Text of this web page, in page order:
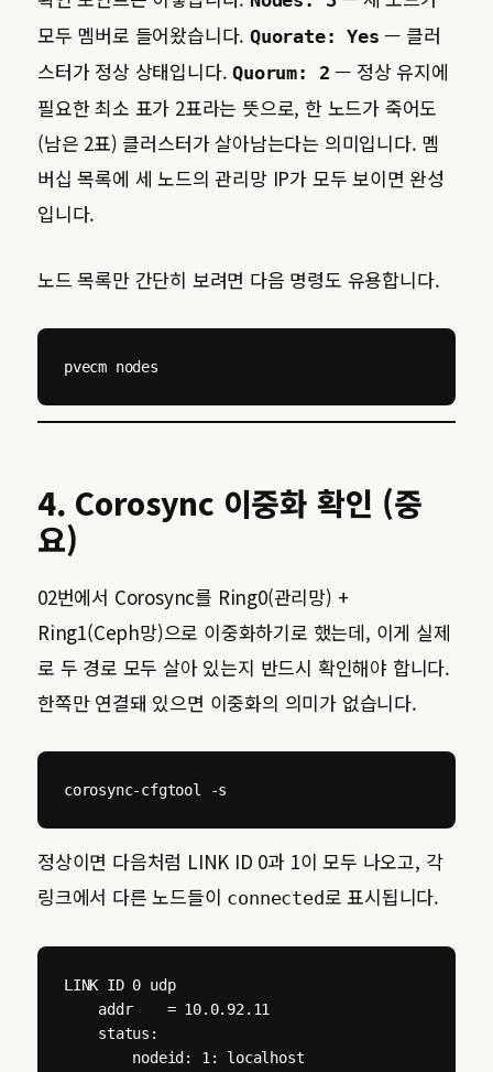
모두 멤버로 들어왔습니다.Quorate: Yes — 클러
스터가 정상 상태입니다.Quorum: 2 — 정상 유지에
필요한 최소 표가 2표라는 뜻으로, 한 노드가 죽어도
(남은 2표) 클러스터가 살아남는다는 의미입니다. 멤
버십 목록에 세 노드의 관리망 IP가 모두 보이면 완성
입니다.
노드 목록만 간단히 보려면 다음 명령도 유용합니다.
pvecm nodes
4. Corosync 이중화 확인 (중
요)
02번에서 Corosync를 Ring0(관리망) +
Ring1(Ceph망)으로 이중화하기로 했는데, 이게 실제
로 두 경로 모두 살아 있는지 반드시 확인해야 합니다.
한쪽만 연결돼 있으면 이중화의 의미가 없습니다.
corosync-cfgtool -s
정상이면 다음처럼 LINK ID 0과 1이 모두 나오고, 각
링크에서 다른 노드들이 connected로 표시됩니다.
LINK ID 0 udp